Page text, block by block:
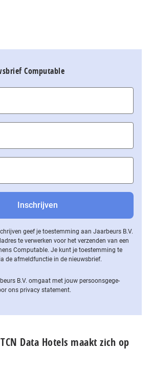
Computable
geef je toestemming aan Jaarbeurs B.V.
te verwerken voor het verzenden van een
Computable. Je kunt je toestemming te
de af­meld­func­tie in de nieuwsbrief.
B.V. omgaat met jouw per­soons­ge­ge­
ons privacy statement.
Data Hotels maakt zich op